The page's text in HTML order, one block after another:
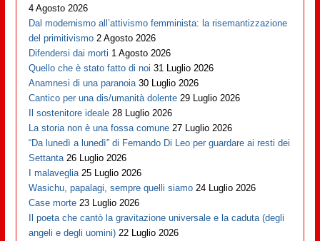
4 Agosto 2026
Dal modernismo all’attivismo femminista: la risemantizzazione
del primitivismo 2 Agosto 2026
Difendersi dai morti 1 Agosto 2026
Quello che è stato fatto di noi 31 Luglio 2026
Anamnesi di una paranoia 30 Luglio 2026
Cantico per una dis/umanità dolente 29 Luglio 2026
Il sostenitore ideale 28 Luglio 2026
La storia non è una fossa comune 27 Luglio 2026
“Da lunedì a lunedì” di Fernando Di Leo per guardare ai resti dei
Settanta 26 Luglio 2026
I malaveglia 25 Luglio 2026
Wasichu, papalagi, sempre quelli siamo 24 Luglio 2026
Case morte 23 Luglio 2026
Il poeta che cantò la gravitazione universale e la caduta (degli
angeli e degli uomini) 22 Luglio 2026